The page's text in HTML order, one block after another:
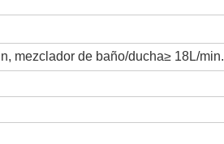
mezclador de baño/ducha≥ 18L/min.